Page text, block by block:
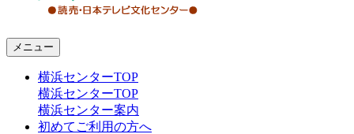
メニュー
横浜センターTOP
横浜センターTOP
横浜センター案内
初めてご利用の方へ